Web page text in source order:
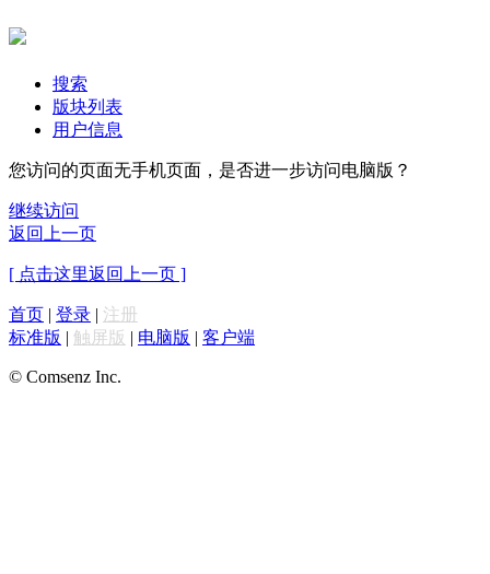
搜索
版块列表
用户信息
您访问的页面无手机页面，是否进一步访问电脑版？
继续访问
返回上一页
[ 点击这里返回上一页 ]
首页 | 登录 | 注册
标准版 | 触屏版 | 电脑版 | 客户端
© Comsenz Inc.